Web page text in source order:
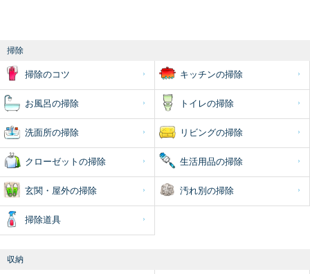
掃除
掃除のコツ キッチンの掃除
お風呂の掃除 トイレの掃除
洗面所の掃除 リビングの掃除
クローゼットの掃除 生活用品の掃除
玄関・屋外の掃除 汚れ別の掃除
掃除道具
収納